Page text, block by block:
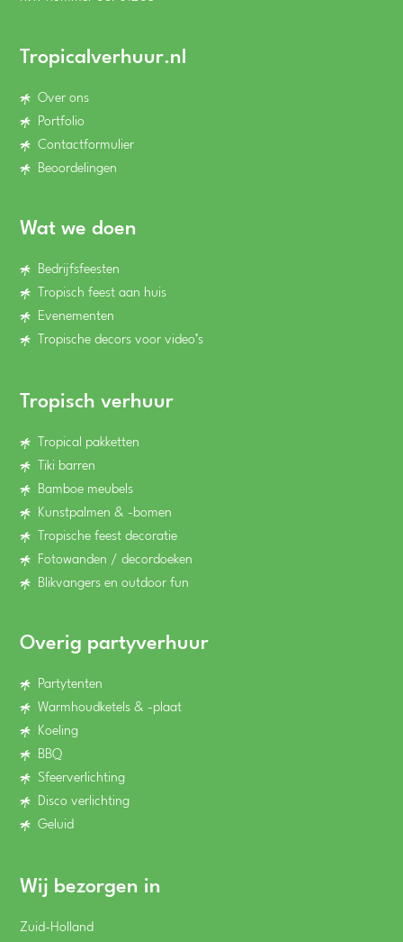
Tropicalverhuur.nl
Over ons
Portfolio
Contactformulier
Beoordelingen
Wat we doen
Bedrijfsfeesten
Tropisch feest aan huis
Evenementen
Tropische decors voor video’s
Tropisch verhuur
Tropical pakketten
Tiki barren
Bamboe meubels
Kunstpalmen & -bomen
Tropische feest decoratie
Fotowanden / decordoeken
Blikvangers en outdoor fun
Overig partyverhuur
Partytenten
Warmhoudketels & -plaat
Koeling
BBQ
Sfeerverlichting
Disco verlichting
Geluid
Wij bezorgen in
Zuid-Holland